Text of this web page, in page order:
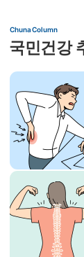
Chuna Column
국민건강